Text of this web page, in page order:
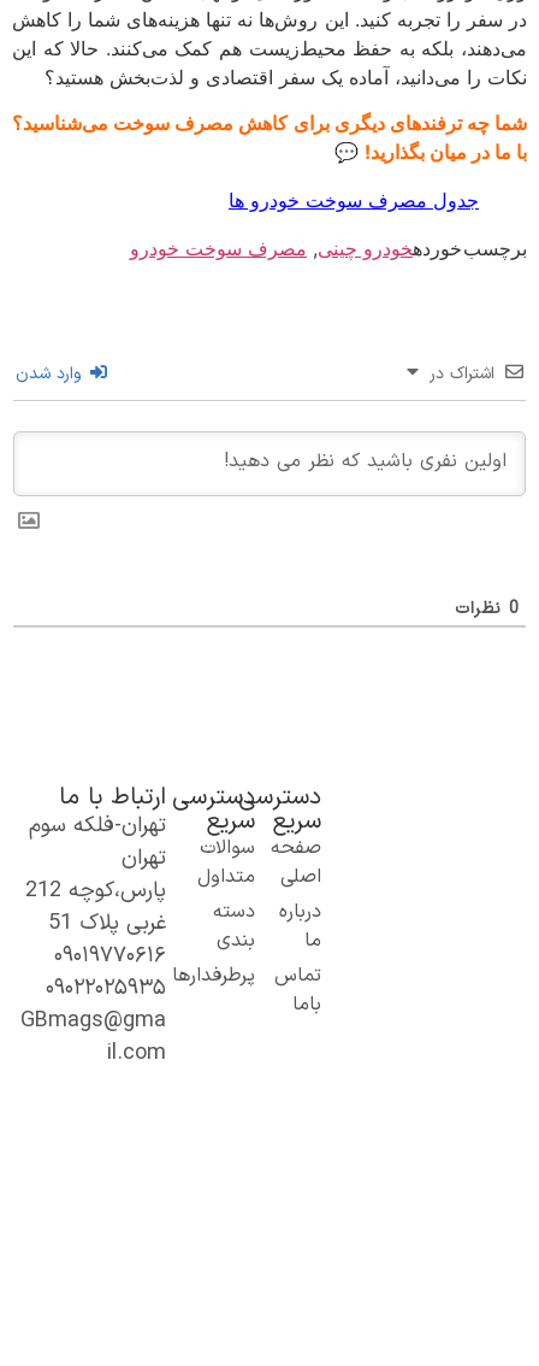
در سفر را تجربه کنید. این روش‌ها نه تنها هزینه‌های شما را کاهش
می‌دهند، بلکه به حفظ محیط‌زیست هم کمک می‌کنند. حالا که این
نکات را می‌دانید، آماده یک سفر اقتصادی و لذت‌بخش هستید؟
شما چه ترفندهای دیگری برای کاهش مصرف سوخت می‌شناسید؟
با ما در میان بگذارید! 💬
جدول مصرف سوخت خودرو ها
برچسب خوردهخودرو چینی, مصرف سوخت خودرو
اشتراک در وارد شدن
0 نظرات
دسترسی
سریع
صفحه
اصلی
درباره
ما
تماس
باما
دسترسی
سریع
سوالات
متداول
دسته
بندی
پرطرفدارها
ارتباط با ما
تهران-فلکه سوم
تهران
پارس،کوچه 212
غربی پلاک 51
۰۹۰۱۹۷۷۰۶۱۶
۰۹۰۲۲۰۲۵۹۳۵
GBmags@gma
il.com